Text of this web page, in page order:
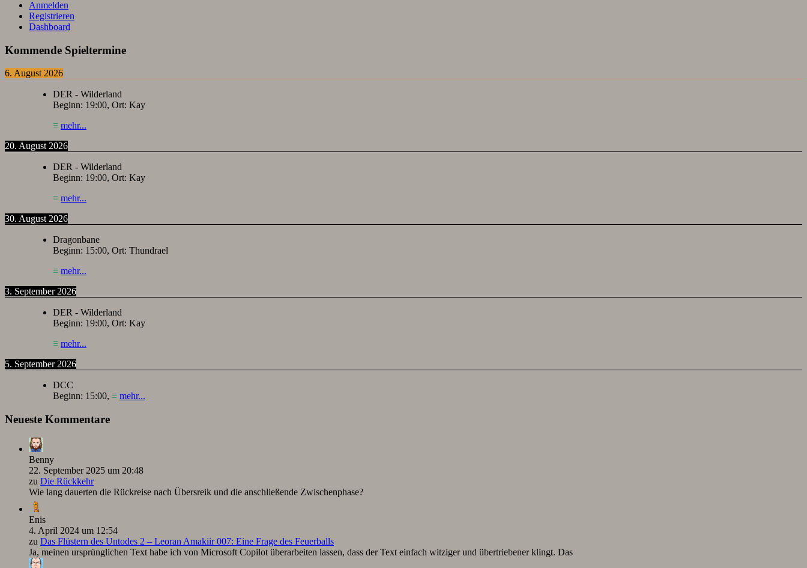
Anmelden
Registrieren
Dashboard
Kommende Spieltermine
6. August 2026
DER - Wilderland
Beginn: 19:00, Ort: Kay
≡ mehr...
20. August 2026
DER - Wilderland
Beginn: 19:00, Ort: Kay
≡ mehr...
30. August 2026
Dragonbane
Beginn: 15:00, Ort: Thundrael
≡ mehr...
3. September 2026
DER - Wilderland
Beginn: 19:00, Ort: Kay
≡ mehr...
5. September 2026
DCC
Beginn: 15:00, ≡ mehr...
Neueste Kommentare
Benny
22. September 2025 um 20:48
zu Die Rückkehr
Wie lang dauerten die Rückreise nach Übersreik und die anschließende Zwischenphase?
Enis
4. April 2024 um 12:54
zu Das Flüstern des Untodes 2 – Leoran Amakiir 007: Eine Frage des Feuerballs
Ja, meinen ursprünglichen Text habe ich von Microsoft Copilot überarbeiten lassen, dass der Text einfach witziger und übertriebener klingt. Das